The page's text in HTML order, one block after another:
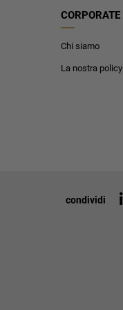
CORPORATE
Chi siamo
La nostra policy
condividi